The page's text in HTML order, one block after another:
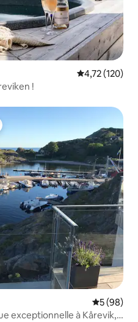
Note
4,72 (120)
!
les plus aimés
Note
5 (98)
exceptionnelle à Kårevik,